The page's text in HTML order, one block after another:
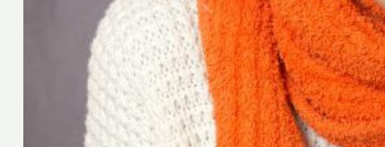
Oscar 1 juillet 2022
Les bienfaits de l’encens en
quelques mots